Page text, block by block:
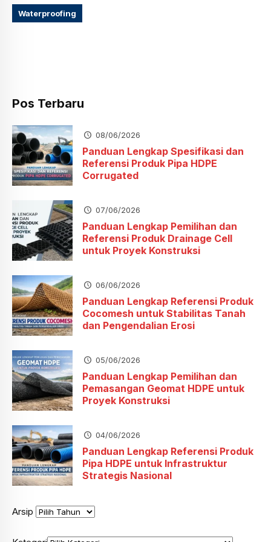
Waterproofing
Pos Terbaru
08/06/2026
Panduan Lengkap Spesifikasi dan
Referensi Produk Pipa HDPE
Corrugated
07/06/2026
Panduan Lengkap Pemilihan dan
Referensi Produk Drainage Cell
untuk Proyek Konstruksi
06/06/2026
Panduan Lengkap Referensi Produk
Cocomesh untuk Stabilitas Tanah
dan Pengendalian Erosi
05/06/2026
Panduan Lengkap Pemilihan dan
Pemasangan Geomat HDPE untuk
Proyek Konstruksi
04/06/2026
Panduan Lengkap Referensi Produk
Pipa HDPE untuk Infrastruktur
Strategis Nasional
Arsip